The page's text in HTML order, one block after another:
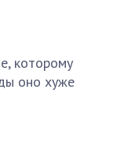
которому
оно хуже